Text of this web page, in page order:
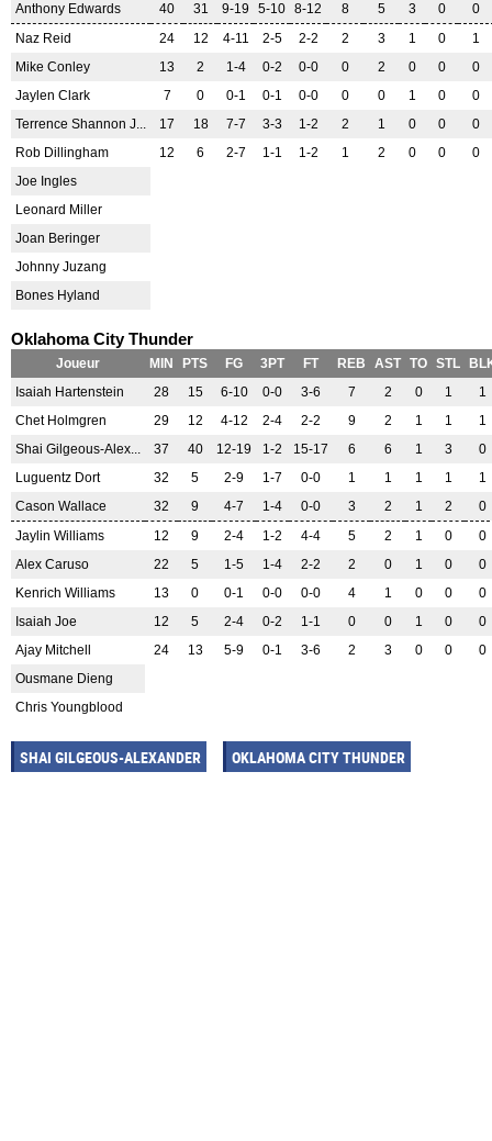
Anthony Edwards
40 31 9-19 5-10 8-12 8 5 3 0
0
Naz Reid
24 12 4-11 2-5 2-2 2 3 1 0
1
Mike Conley
13 2 1-4 0-2 0-0 0 2 0 0
0
Jaylen Clark
7 0 0-1 0-1 0-0 0 0 1 0
0
Terrence Shannon J...
17 18 7-7 3-3 1-2 2 1 0 0
0
Rob Dillingham
12 6 2-7 1-1 1-2 1 2 0 0
0
Joe Ingles
Leonard Miller
Joan Beringer
Johnny Juzang
Bones Hyland
Oklahoma City Thunder
Joueur MIN PTS FG 3PT FT REB AST TO STL
Isaiah Hartenstein
28 15 6-10 0-0 3-6 7 2 0 1
1
Chet Holmgren
29 12 4-12 2-4 2-2 9 2 1 1
1
Shai Gilgeous-Alex...
37 40 12-19 1-2 15-17 6 6 1 3
0
Luguentz Dort
32 5 2-9 1-7 0-0 1 1 1 1
1
Cason Wallace
32 9 4-7 1-4 0-0 3 2 1 2
0
Jaylin Williams
12 9 2-4 1-2 4-4 5 2 1 0
0
Alex Caruso
22 5 1-5 1-4 2-2 2 0 1 0
0
Kenrich Williams
13 0 0-1 0-0 0-0 4 1 0 0
0
Isaiah Joe
12 5 2-4 0-2 1-1 0 0 1 0
0
Ajay Mitchell
24 13 5-9 0-1 3-6 2 3 0 0
0
Ousmane Dieng
Chris Youngblood
SHAI GILGEOUS-ALEXANDER OKLAHOMA CITY THUNDER